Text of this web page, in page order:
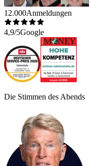
12.000Anmeldungen
4,9/5Google
Die Stimmen des Abends